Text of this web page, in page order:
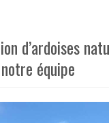
d’ardoises
équipe